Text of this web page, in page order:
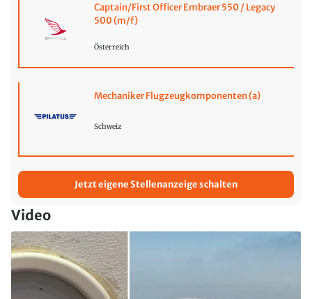
Captain/First Officer Embraer 550 / Legacy
500 (m/f)
Österreich
Mechaniker Flugzeugkomponenten (a)
Schweiz
Jetzt eigene Stellenanzeige schalten
Video